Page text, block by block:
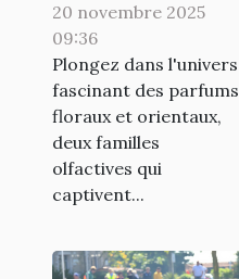
parfums floraux
et orientaux
20 novembre 2025
09:36
Plongez dans l'univers
fascinant des parfums
floraux et orientaux,
deux familles
olfactives qui
captivent...